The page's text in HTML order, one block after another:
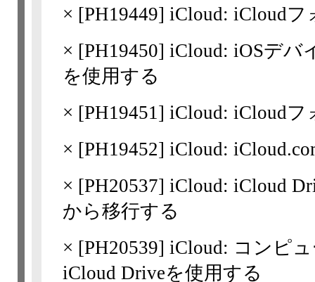
× [PH19449] iCloud: iCloud
× [PH19450] iCloud: iOSデバ
を使用する
× [PH19451] iCloud: iCloudフ
× [PH19452] iCloud:
× [PH20537] iCloud: iCloud
から移行する
× [PH20539] iCloud: コンピ
iCloud Driveを使用する